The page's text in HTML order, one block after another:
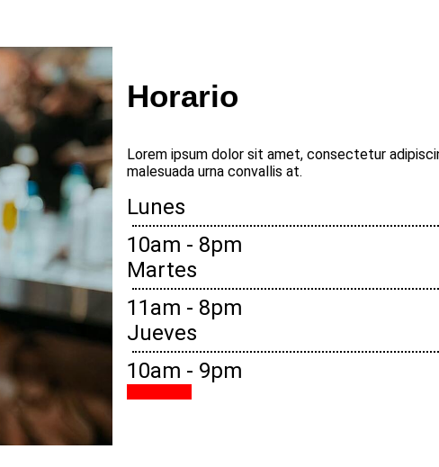
Horario
Lorem ipsum dolor sit amet, consectetur
malesuada urna convallis at.
Lunes
10am - 8pm
Martes
11am - 8pm
Jueves
10am - 9pm